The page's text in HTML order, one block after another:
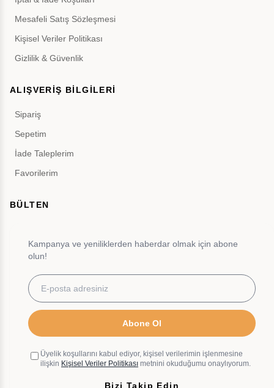
Mesafeli Satış Sözleşmesi
Kişisel Veriler Politikası
Gizlilik & Güvenlik
ALIŞVERİŞ BİLGİLERİ
Sipariş
Sepetim
İade Taleplerim
Favorilerim
BÜLTEN
Kampanya ve yeniliklerden haberdar olmak için abone
olun!
Abone Ol
Üyelik koşullarını kabul ediyor, kişisel verilerimin işlenmesine
ilişkin Kişisel Veriler Politikası metnini okuduğumu onaylıyorum.
Bizi Takip Edin